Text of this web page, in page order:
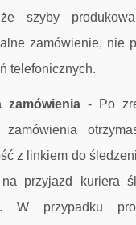
szyby
zamówienie, nie
telefonicznych.
zamówienia -
Po
zamówienia
z linkiem do
przyjazd kuriera
W przypadku